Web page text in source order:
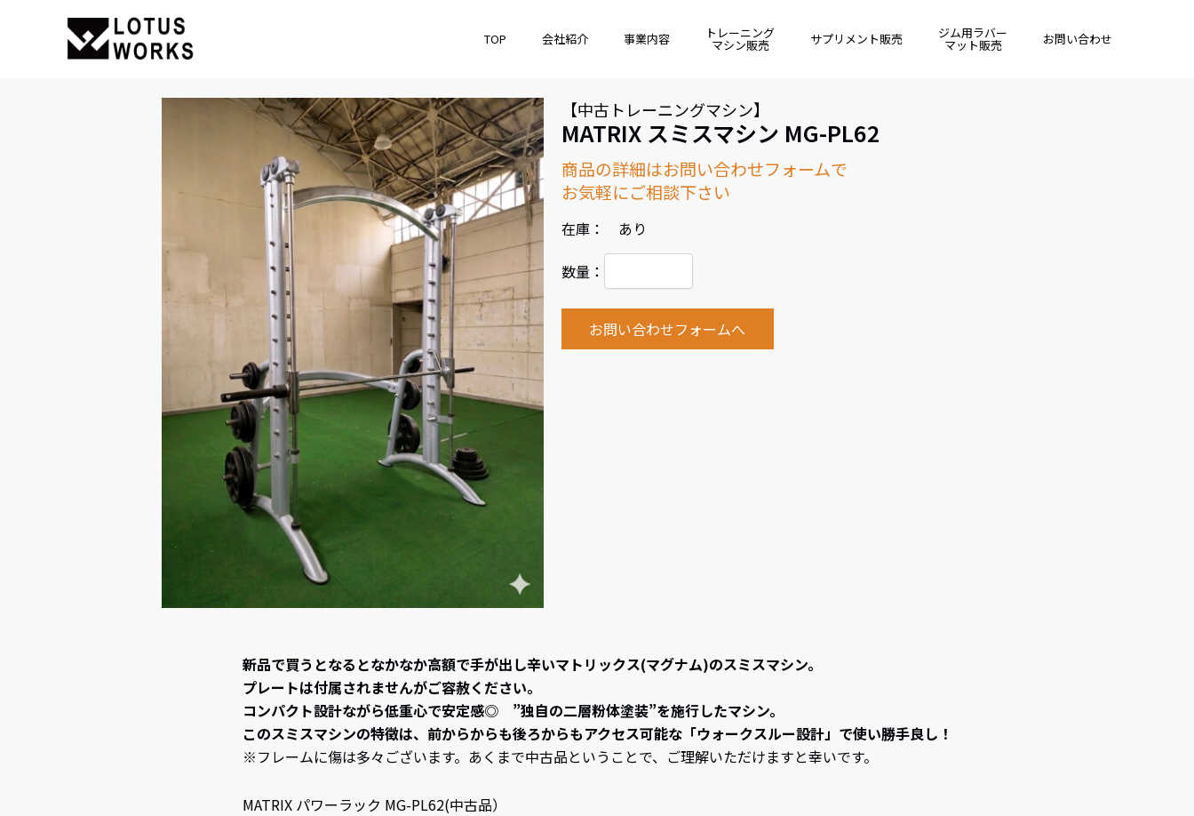
TOP 会社紹介 事業内容 トレーニング
マシン販売 サプリメント販売 ジム用ラバー
マット販売 お問い合わせ
【中古トレーニングマシン】
MATRIX スミスマシン MG-PL62
商品の詳細はお問い合わせフォームで
お気軽にご相談下さい
在庫： あり
数量：
お問い合わせフォームへ
新品で買うとなるとなかなか高額で手が出し辛いマトリックス(マグナム)のスミスマシン。
プレートは付属されませんがご容赦ください。
コンパクト設計ながら低重心で安定感◎ ”独自の二層粉体塗装”を施行したマシン。
このスミスマシンの特徴は、前からからも後ろからもアクセス可能な「ウォークスルー設計」で使い勝手良し！
※フレームに傷は多々ございます。あくまで中古品ということで、ご理解いただけますと幸いです。
MATRIX パワーラック MG-PL62(中古品）